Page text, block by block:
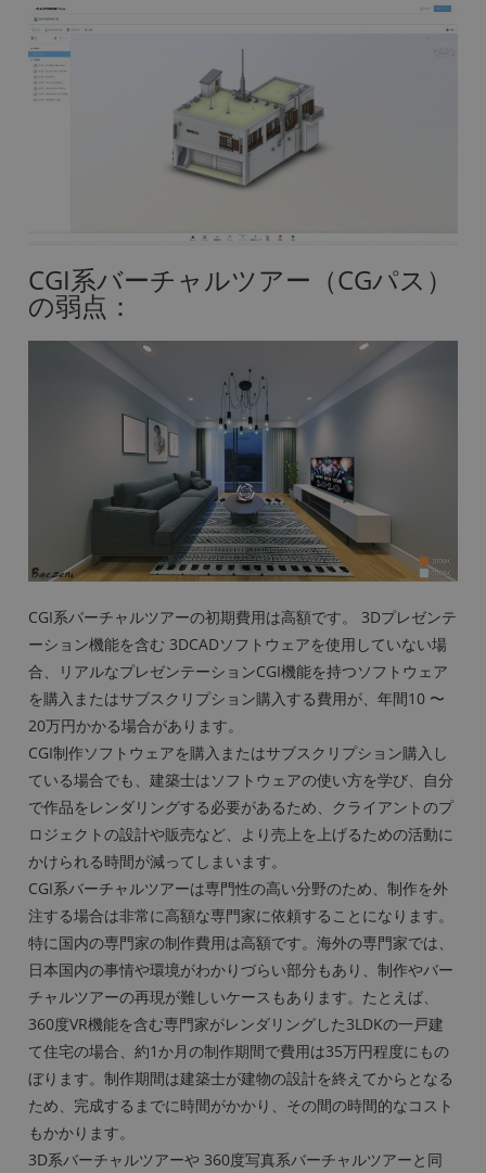
CGI系バーチャルツアー（CGパス）
の弱点：
CGI系バーチャルツアーの初期費用は高額です。 3Dプレゼンテ
ーション機能を含む 3DCADソフトウェアを使用していない場
合、リアルなプレゼンテーションCGI機能を持つソフトウェア
を購入またはサブスクリプション購入する費用が、年間10 〜
20万円かかる場合があります。
CGI制作ソフトウェアを購入またはサブスクリプション購入し
ている場合でも、建築士はソフトウェアの使い方を学び、自分
で作品をレンダリングする必要があるため、クライアントのプ
ロジェクトの設計や販売など、より売上を上げるための活動に
かけられる時間が減ってしまいます。
CGI系バーチャルツアーは専門性の高い分野のため、制作を外
注する場合は非常に高額な専門家に依頼することになります。
特に国内の専門家の制作費用は高額です。海外の専門家では、
日本国内の事情や環境がわかりづらい部分もあり、制作やバー
チャルツアーの再現が難しいケースもあります。たとえば、
360度VR機能を含む専門家がレンダリングした3LDKの一戸建
て住宅の場合、約1か月の制作期間で費用は35万円程度にもの
ぼります。制作期間は建築士が建物の設計を終えてからとなる
ため、完成するまでに時間がかかり、その間の時間的なコスト
もかかります。
3D系バーチャルツアーや 360度写真系バーチャルツアーと同